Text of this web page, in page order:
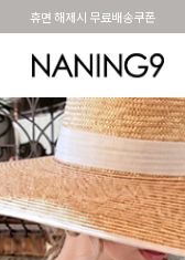
BEST 포토리뷰 - 매주 2명추첨 3만원쿠폰
베스트재진행 썸머여행룩